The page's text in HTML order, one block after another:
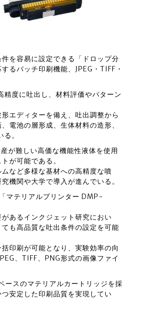
を容易に設定できる「ドロップ分
るバッチ印刷機能、JPEG・TIFF・
度に吐出し、材料評価やパターン
エディターを備え、吐出調整から
電池の層形成、生体材料の造形、
。
が難しい高価な機能性液体を使用
が可能である。
など多様な基材への高精度な噴
機関や大学で導入が進んでいる。
マテリアルプリンター DMP-
あるインクジェット研究におい
も高品質な吐出条件の設定を可能
印刷が可能となり、実験効率の向
、TIFF、PNG形式の画像ファイ
ースのマテリアルカートリッジを採
安定した印刷品質を実現してい